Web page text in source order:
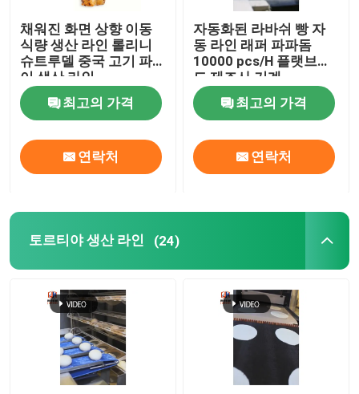
퍼프 페이스트리 생산 라인
라흐하 파라타 성형기
로띠 차나이 성형기
소형 토르티야 기계
라바쉬 제빵기
도넛 성형기
채워진 화면 상향 이동
식량 생산 라인 롤리니
슈트루델 중국 고기 파
이 생산 라인
최고의 가격
연락처
자동화된 라바쉬 빵 자
동 라인 래퍼 파파돔
10000 pcs/H 플랫브레
드 제조사 기계
최고의 가격
연락처
토르티야 생산 라인 (24)